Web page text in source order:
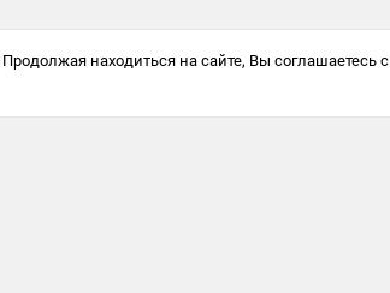
находиться на сайте, Вы соглашаетесь с